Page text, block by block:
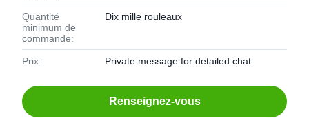
Quantité
minimum de
commande:
Dix mille rouleaux
Prix: Private message for detailed chat
Renseignez-vous